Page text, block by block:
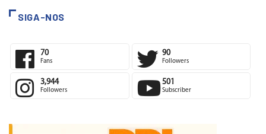
SIGA-NOS
70
Fans
90
Followers
3,944
Followers
501
Subscriber